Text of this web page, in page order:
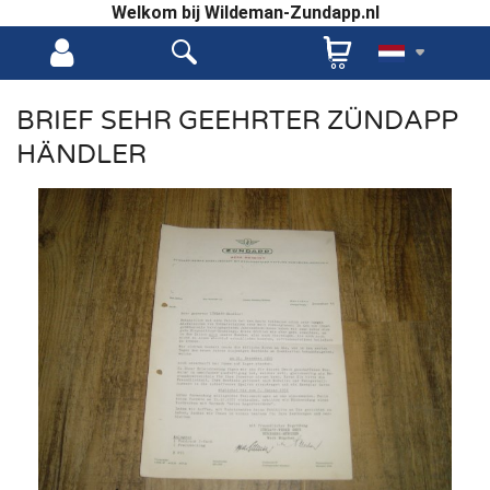
Welkom bij Wildeman-Zundapp.nl
BRIEF SEHR GEEHRTER ZÜNDAPP
HÄNDLER